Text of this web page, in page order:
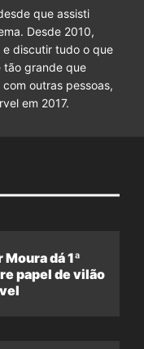
que assisti
Desde 2010,
e discutir tudo o que
tão grande que
outras pessoas,
em 2017.
dá 1ª
papel de vilão